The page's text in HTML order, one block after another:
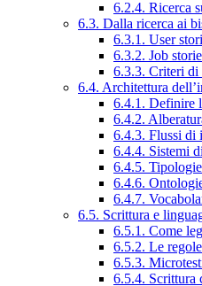
6.2.4. Ricerca
6.3. Dalla ricerca ai
6.3.1. User
6.3.2. Job
6.3.3. Criteri di
6.4. Architettura
6.4.1. Definire
6.4.2.
6.4.3. Flussi di
6.4.4. Sistemi
6.4.5.
6.4.6.
6.4.7.
6.5. Scrittura e
6.5.1. Come
6.5.2. Le
6.5.3.
6.5.4. Scrittura